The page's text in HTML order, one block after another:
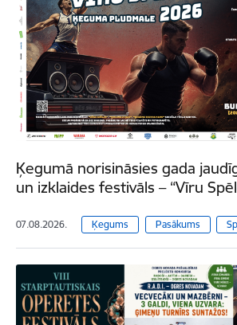
Ķegumā norisināsies gada
un izklaides festivāls – “Vīru
07.08.2026. Ķegums Pasākums